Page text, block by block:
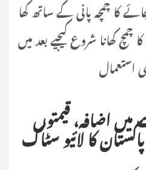
کا چمچہ پانی کے ساتھ کھا
کھانا شروع کیجیے بعد میں
استعمال
میں اضافہ، قیمتوں
کا لائیو سٹاک